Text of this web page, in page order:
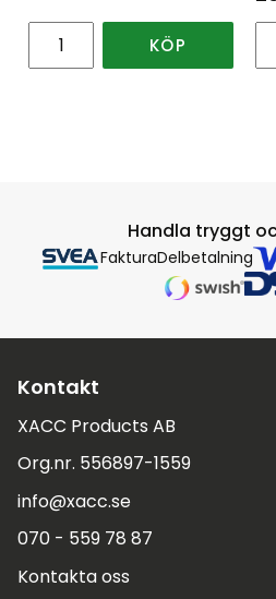
KÖP
Handla tryggt
FakturaDelbetalning
Kontakt
XACC Products AB
Org.nr. 556897-1559
info@xacc.se
070 - 559 78 87
Kontakta oss